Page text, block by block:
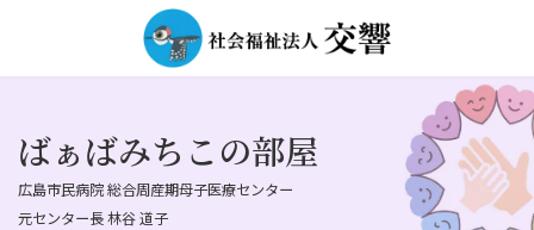
ン
ー
ばぁばみちこの部屋
広島市民病院 総合周産期母子医療センター
元センター長 林谷 道子